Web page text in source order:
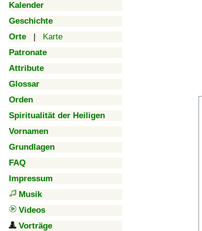
Kalender
Geschichte
Orte | Karte
Patronate
Attribute
Glossar
Orden
Spiritualität der Heiligen
Vornamen
Grundlagen
FAQ
Impressum
Musik
Videos
Vorträge